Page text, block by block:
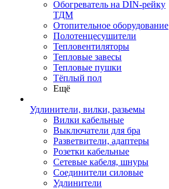
Обогреватель на DIN-рейку
ТДМ
Отопительное оборудование
Полотенцесушители
Тепловентиляторы
Тепловые завесы
Тепловые пушки
Тёплый пол
Ещё
Удлинители, вилки, разьемы
Вилки кабельные
Выключатели для бра
Разветвители, адаптеры
Розетки кабельные
Сетевые кабеля, шнуры
Соединители силовые
Удлинители